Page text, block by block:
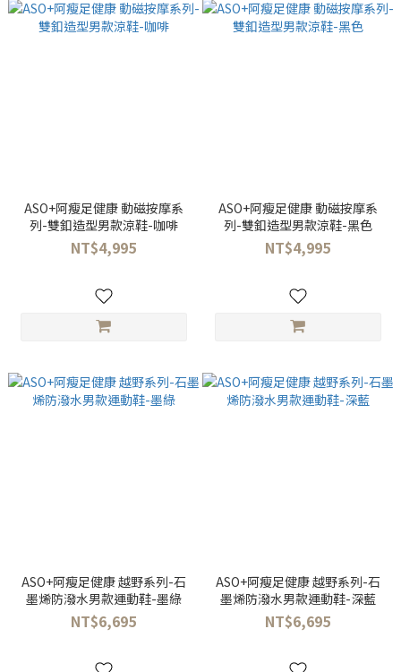
ASO+阿瘦足健康 動磁按摩系
列-雙釦造型男款涼鞋-咖啡
NT$4,995
ASO+阿瘦足健康 動磁按摩系
列-雙釦造型男款涼鞋-黑色
NT$4,995
ASO+阿瘦足健康 越野系列-石
墨烯防潑水男款運動鞋-墨綠
NT$6,695
ASO+阿瘦足健康 越野系列-石
墨烯防潑水男款運動鞋-深藍
NT$6,695